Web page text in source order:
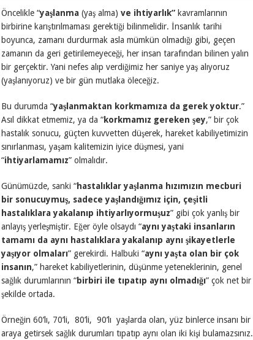
Öncelikle “yaşlanma (yaş alma) ve ihtiyarlık”kavramlarının
birbirine karıştırılmaması gerektiği bilinmelidir. İnsanlık tarihi
boyunca, zamanı durdurmak asla mümkün olmadığı gibi, geçen
zamanın da geri getirilemeyeceği, her insan tarafından bilinen yalın
bir gerçektir. Yani nefes alıp verdiğimiz her saniye yaş alıyoruz
(yaşlanıyoruz) ve bir gün mutlaka öleceğiz.
Bu durumda “yaşlanmaktan korkmamıza da gerek yoktur.”
Asıl dikkat etmemiz, ya da “korkmamız gereken şey,” bir çok
hastalık sonucu, güçten kuvvetten düşerek, hareket kabiliyetimizin
sınırlanması, yaşam kalitemizin iyice düşmesi, yani
“ihtiyarlamamız” olmalıdır.
Günümüzde, sanki “hastalıklar yaşlanma hızımızın mecburi
bir sonucuymuş, sadece yaşlandığımız için, çeşitli
hastalıklara yakalanıp ihtiyarlıyormuşuz” gibi çok yanlış bir
anlayış yerleşmiştir. Eğer öyle olsaydı “aynı yaştaki insanların
tamamı da aynı hastalıklara yakalanıp aynı şikayetlerle
yaşıyor olmaları” gerekirdi. Halbuki “aynı yaşta olan bir çok
insanın,” hareket kabiliyetlerinin, düşünme yeteneklerinin, genel
sağlık durumlarının “birbiri ile tıpatıp aynı olmadığı” çok net bir
şekilde ortada.
Örneğin 60’lı, 70’li, 80’li, 90’lı yaşlarda olan, yüz binlerce insanı bir
araya getirsek sağlık durumları tıpatıp aynı olan iki kişi bulamazsınız.